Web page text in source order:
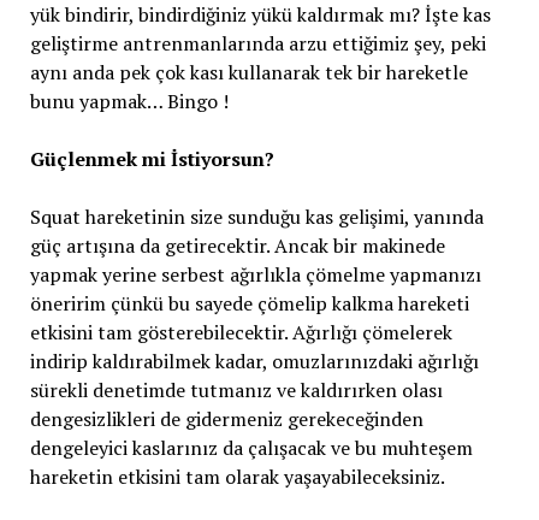
yük bindirir, bindirdiğiniz yükü kaldırmak mı? İşte kas
geliştirme antrenmanlarında arzu ettiğimiz şey, peki
aynı anda pek çok kası kullanarak tek bir hareketle
bunu yapmak… Bingo !
Güçlenmek mi İstiyorsun?
Squat hareketinin size sunduğu kas gelişimi, yanında
güç artışına da getirecektir. Ancak bir makinede
yapmak yerine serbest ağırlıkla çömelme yapmanızı
öneririm çünkü bu sayede çömelip kalkma hareketi
etkisini tam gösterebilecektir. Ağırlığı çömelerek
indirip kaldırabilmek kadar, omuzlarınızdaki ağırlığı
sürekli denetimde tutmanız ve kaldırırken olası
dengesizlikleri de gidermeniz gerekeceğinden
dengeleyici kaslarınız da çalışacak ve bu muhteşem
hareketin etkisini tam olarak yaşayabileceksiniz.